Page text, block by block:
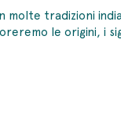
molte tradizioni
le origini, i